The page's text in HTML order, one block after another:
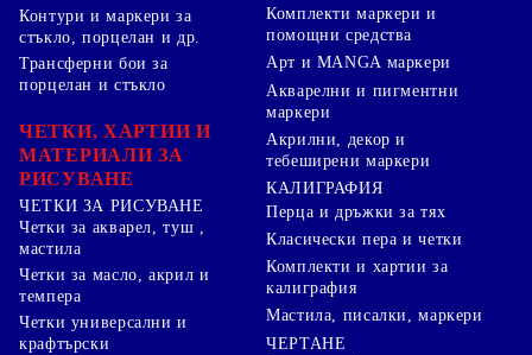
Контури и маркери за
стъкло, порцелан и др.
Трансферни бои за
порцелан и стъкло
ЧЕТКИ, ХАРТИИ И
МАТЕРИАЛИ ЗА
РИСУВАНЕ
ЧЕТКИ ЗА РИСУВАНЕ
Четки за акварел, туш ,
мастила
Четки за масло, акрил и
темпера
Четки универсални и
крафтърски
Комплекти маркери и
помощни средства
Арт и MANGA маркери
Акварелни и пигментни
маркери
Акрилни, декор и
тебеширени маркери
КАЛИГРАФИЯ
Перца и дръжки за тях
Класически пера и четки
Комплекти и хартии за
калиграфия
Мастила, писалки, маркери
ЧЕРТАНЕ